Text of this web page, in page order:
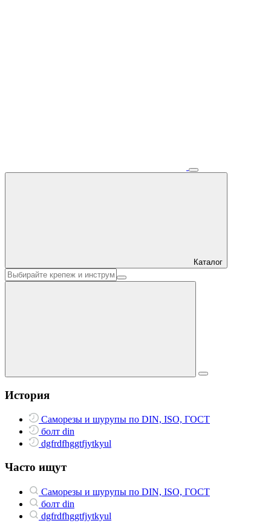
Каталог
История
Саморезы и шурупы по DIN, ISO, ГОСТ
болт din
dgfrdfhggtfjytkyul
Часто ищут
Саморезы и шурупы по DIN, ISO, ГОСТ
болт din
dgfrdfhggtfjytkyul